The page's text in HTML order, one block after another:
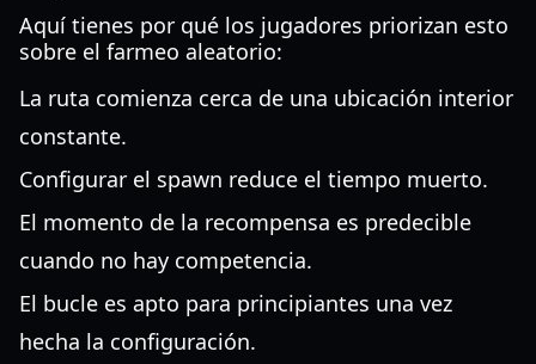
Aquí tienes por qué los jugadores priorizan esto
sobre el farmeo aleatorio:
La ruta comienza cerca de una ubicación interior
constante.
Configurar el spawn reduce el tiempo muerto.
El momento de la recompensa es predecible
cuando no hay competencia.
El bucle es apto para principiantes una vez
hecha la configuración.